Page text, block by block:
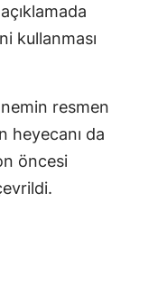
açıklamada
kullanması
resmen
heyecanı da
öncesi